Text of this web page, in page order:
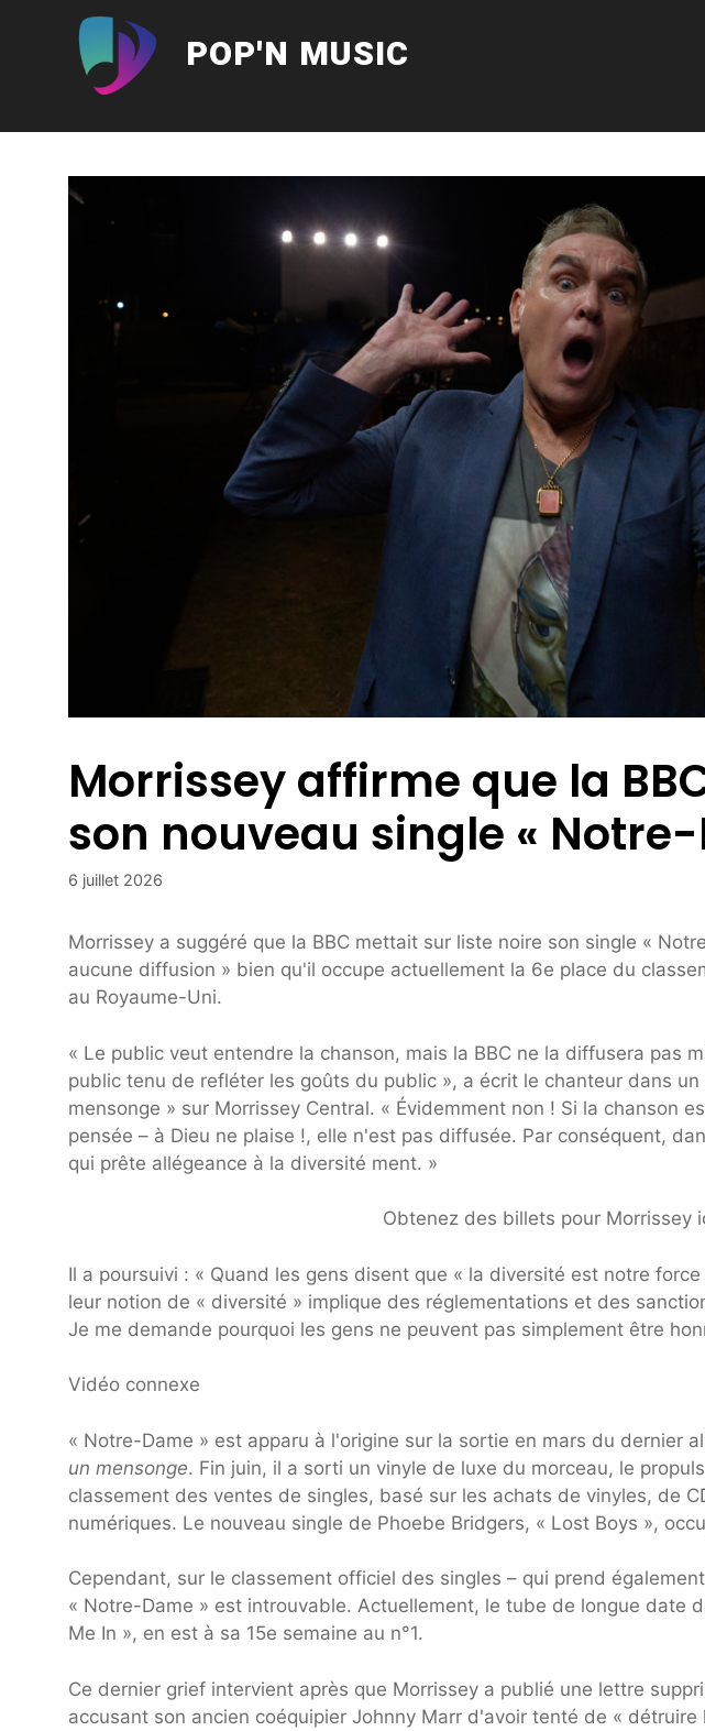
POP'N MUSIC
Morrissey affirme que la
son nouveau single «
6 juillet 2026
Morrissey a suggéré que la BBC mettait sur liste noire son single «
aucune diffusion » bien qu'il occupe actuellement la 6e place du
au Royaume-Uni.
« Le public veut entendre la chanson, mais la BBC ne la diffusera pas
public tenu de refléter les goûts du public », a écrit le chanteur dans
mensonge » sur Morrissey Central. « Évidemment non ! Si la chanson
pensée – à Dieu ne plaise !, elle n'est pas diffusée. Par conséquent,
qui prête allégeance à la diversité ment. »
Obtenez des billets pour Morrissey
Il a poursuivi : « Quand les gens disent que « la diversité est notre
leur notion de « diversité » implique des réglementations et des
Je me demande pourquoi les gens ne peuvent pas simplement être
Vidéo connexe
« Notre-Dame » est apparu à l'origine sur la sortie en mars du dernier
un mensonge. Fin juin, il a sorti un vinyle de luxe du morceau, le
classement des ventes de singles, basé sur les achats de vinyles, de
numériques. Le nouveau single de Phoebe Bridgers, « Lost Boys »,
Cependant, sur le classement officiel des singles – qui prend
« Notre-Dame » est introuvable. Actuellement, le tube de longue date
Me In », en est à sa 15e semaine au n°1.
Ce dernier grief intervient après que Morrissey a publié une lettre
accusant son ancien coéquipier Johnny Marr d'avoir tenté de « détruire